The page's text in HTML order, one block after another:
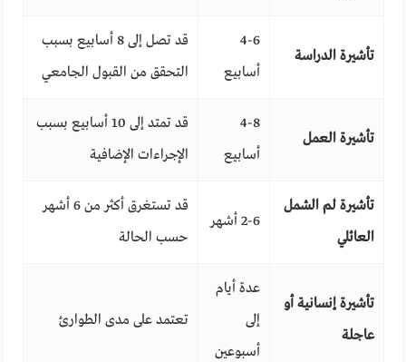
تأشيرة الدراسة
4-6
أسابيع
قد تصل إلى 8 أسابيع بسبب
التحقق من القبول الجامعي
تأشيرة العمل
4-8
أسابيع
قد تمتد إلى 10 أسابيع بسبب
الإجراءات الإضافية
تأشيرة لم الشمل
العائلي
2-6 أشهر
قد تستغرق أكثر من 6 أشهر
حسب الحالة
تأشيرة إنسانية أو
عاجلة
عدة أيام
إلى
أسبوعين
تعتمد على مدى الطوارئ